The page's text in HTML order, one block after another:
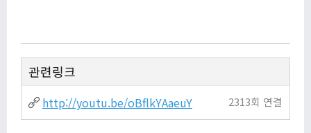
관련링크
http://youtu.be/oBflkYAaeuY 2313회 연결